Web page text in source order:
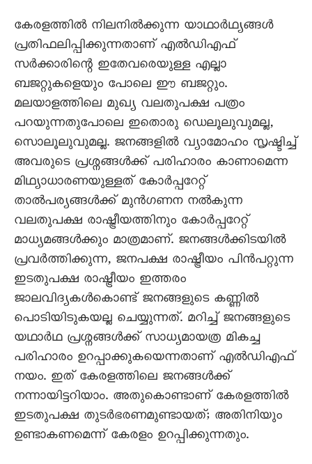
കേരളത്തിൽ നിലനിൽക്കുന്ന യാഥാർഥ്യങ്ങൾ
പ്രതിഫലിപ്പിക്കുന്നതാണ് എൽഡിഎഫ്
സർക്കാരിന്റെ ഇതേവരെയുള്ള എല്ലാ
ബജറ്റുകളെയും പോലെ ഈ ബജറ്റും.
മലയാളത്തിലെ മുഖ്യ വലതുപക്ഷ പത്രം
പറയുന്നതുപോലെ ഇതൊരു ഡെലൂലുവുമല്ല,
സൊലൂലുവുമല്ല. ജനങ്ങളിൽ വ്യാമോഹം സൃഷ്ടിച്ച്
അവരുടെ പ്രശ്നങ്ങൾക്ക് പരിഹാരം കാണാമെന്ന
മിഥ്യാധാരണയുള്ളത് കോർപ്പറേറ്റ്
താൽപര്യങ്ങൾക്ക് മുൻഗണന നൽകുന്ന
വലതുപക്ഷ രാഷ്ട്രീയത്തിനും കോർപ്പറേറ്റ്
മാധ്യമങ്ങൾക്കും മാത്രമാണ്. ജനങ്ങൾക്കിടയിൽ
പ്രവർത്തിക്കുന്ന, ജനപക്ഷ രാഷ്ട്രീയം പിൻപറ്റുന്ന
ഇടതുപക്ഷ രാഷ്ട്രീയം ഇത്തരം
ജാലവിദ്യകൾകൊണ്ട് ജനങ്ങളുടെ കണ്ണിൽ
പൊടിയിടുകയല്ല ചെയ്യുന്നത്. മറിച്ച് ജനങ്ങളുടെ
യഥാർഥ പ്രശ്നങ്ങൾക്ക് സാധ്യമായത്ര മികച്ച
പരിഹാരം ഉറപ്പാക്കുകയെന്നതാണ് എൽഡിഎഫ്
നയം. ഇത് കേരളത്തിലെ ജനങ്ങൾക്ക്
നന്നായിട്ടറിയാം. അതുകൊണ്ടാണ് കേരളത്തിൽ
ഇടതുപക്ഷ തുടർഭരണമുണ്ടായത്; അതിനിയും
ഉണ്ടാകണമെന്ന് കേരളം ഉറപ്പിക്കുന്നതും.